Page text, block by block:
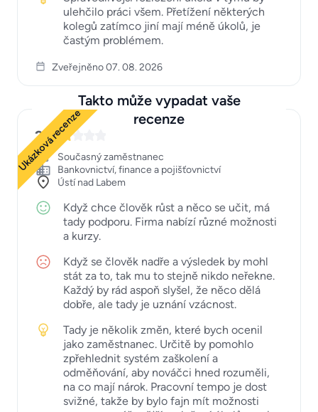
ulehčilo práci všem. Přetížení některých
kolegů zatímco jiní mají méně úkolů, je
častým problémem.
Zveřejněno 07. 08. 2026
Takto může vypadat vaše
recenze
Ukázková recenze
2
Současný zaměstnanec
Bankovnictví, finance a pojišťovnictví
Ústí nad Labem
Když chce člověk růst a něco se učit, má
tady podporu. Firma nabízí různé možnosti
a kurzy.
Když se člověk nadře a výsledek by mohl
stát za to, tak mu to stejně nikdo neřekne.
Každý by rád aspoň slyšel, že něco dělá
dobře, ale tady je uznání vzácnost.
Tady je několik změn, které bych ocenil
jako zaměstnanec. Určitě by pomohlo
zpřehlednit systém zaškolení a
odměňování, aby nováčci hned rozuměli,
na co mají nárok. Pracovní tempo je dost
svižné, takže by bylo fajn mít možnosti